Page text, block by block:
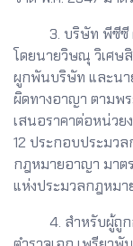
3. บริษัท พีซีซี ดี
โดยนายวิษณุ วิเศษ
ผูกพันบริษัท และนา
ผิดทางอาญา ตามพ
เสนอราคาต่อหน่วย
12 ประกอบประมว
กฎหมายอาญา มาตร
แห่งประมวลกฎหมา
4. สำหรับผู้ถูกกล่